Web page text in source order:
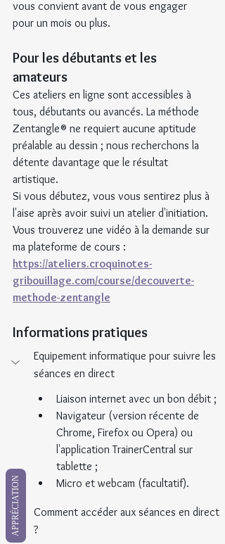
vous convient avant de vous engager
pour un mois ou plus.
Pour les débutants et les
amateurs
Ces ateliers en ligne sont accessibles à
tous, débutants ou avancés. La méthode
Zentangle® ne requiert aucune aptitude
préalable au dessin ; nous recherchons la
détente davantage que le résultat
artistique.
Si vous débutez, vous vous sentirez plus à
l'aise après avoir suivi un atelier d'initiation.
Vous trouverez une vidéo à la demande sur
ma plateforme de cours :
https://ateliers.croquinotes-
gribouillage.com/course/decouverte-
methode-zentangle
Informations pratiques
Equipement informatique pour suivre les
séances en direct
Liaison internet avec un bon débit ;
Navigateur (version récente de
Chrome, Firefox ou Opera) ou
l'application TrainerCentral sur
tablette ;
Micro et webcam (facultatif).
Comment accéder aux séances en direct
?
APPRÉCIATION